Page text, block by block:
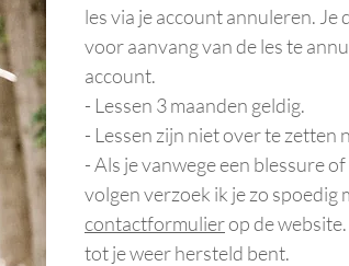
les via je account annuleren.
voor aanvang van de les te
account.
- Lessen 3 maanden geldig.
- Lessen zijn niet over te zetten
- Als je vanwege een blessure
volgen verzoek ik je zo spoedig
contactformulierop de
tot je weer hersteld bent.